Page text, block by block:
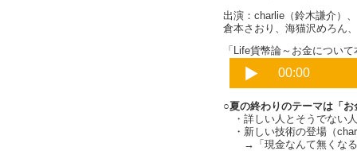
出演：charlie（鈴木謙介）
倉本さおり、海猫沢めろん
「Life貨幣論～お金につい
○夏の終わりのテーマは「お
・詳しい人とそうでない
・新しい技術の登場（
→「現金なんて無くなる